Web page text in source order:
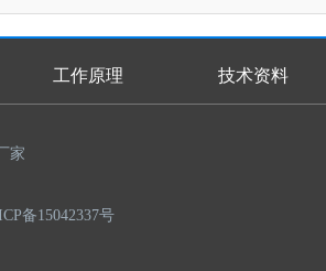
工作原理 技术资料
家
备15042337号